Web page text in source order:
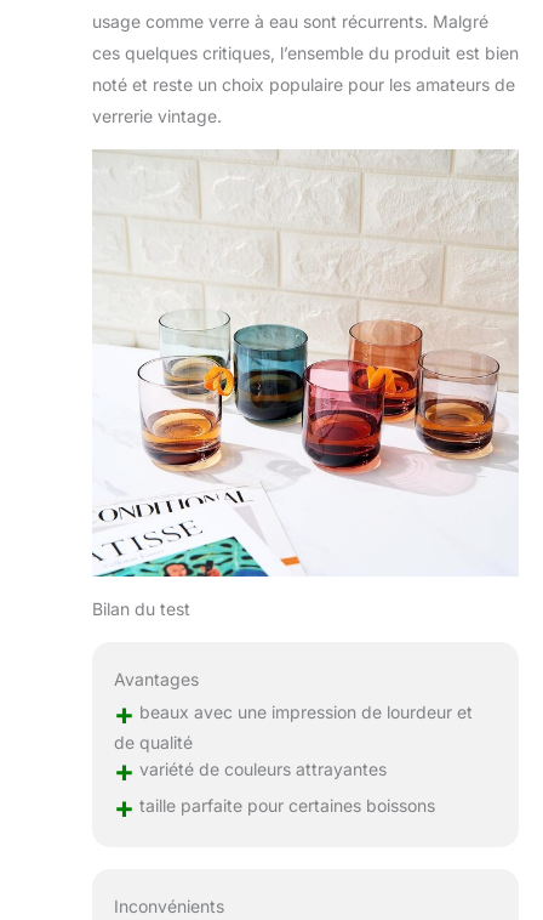
style. Qu'il s'agisse
d'un anniversaire ou de
vacances, ces verres
impressionneront et
destinataire.
usage comme verre à eau sont récurrents. Malgré
ces quelques critiques, l’ensemble du produit est bien
noté et reste un choix populaire pour les amateurs de
verrerie vintage.
Bilan du test
Avantages
+ beaux avec une impression de lourdeur et
de qualité
+ variété de couleurs attrayantes
+ taille parfaite pour certaines boissons
Inconvénients